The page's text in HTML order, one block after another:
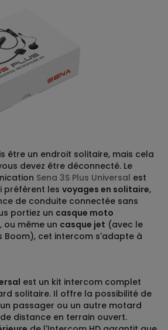
être un endroit solitaire, mais cela
devez être déconnecté. Le
Sena 3S Plus Universal est
préfèrent les voyages en solitaire,
de conduite connectée sans
portiez un casque moto
, ou même un casque jet (avec le
Boom), cet intercom s'adapte à
est un kit intercom complet
solitaire. Il offre la possibilité de
passager ou un autre motard
de distance en terrain ouvert.